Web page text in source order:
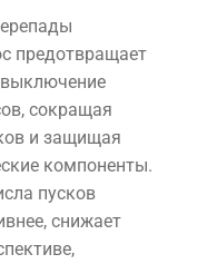
предотвращает
сокращая
и защищая
компоненты.
пусков
снижает